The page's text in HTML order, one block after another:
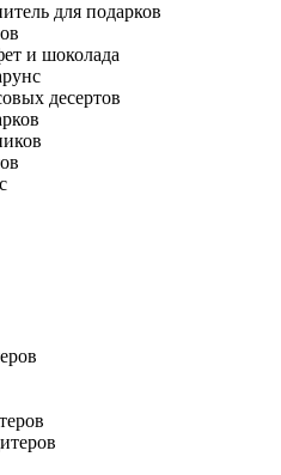
для подарков
и шоколада
десертов